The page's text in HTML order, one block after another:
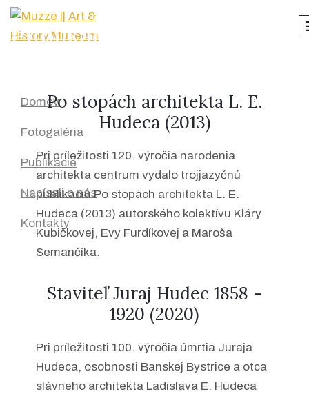
Domov
Fotogaléria
Publikácie
Napísali o nás
Kontakty
menu
Publikácie
Po stopách architekta L. E.
Hudeca (2013)
Pri príležitosti 120. výročia narodenia
architekta centrum vydalo trojjazyčnú
publikáciu Po stopách architekta L. E.
Hudeca (2013) autorského kolektívu Kláry
Kubičkovej, Evy Furdíkovej a Maroša
Semančíka.
Staviteľ Juraj Hudec 1858 -
1920 (2020)
Pri príležitosti 100. výročia úmrtia Juraja
Hudeca, osobnosti Banskej Bystrice a otca
slávneho architekta Ladislava E. Hudeca